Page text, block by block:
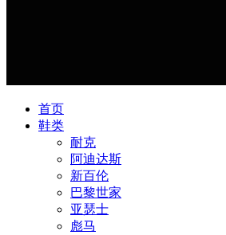
首页
鞋类
耐克
阿迪达斯
新百伦
巴黎世家
亚瑟士
彪马